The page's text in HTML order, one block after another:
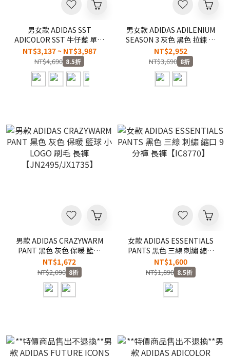
男女款 ADIDAS SST
ADICOLOR SST 牛仔藍 單寧
灰 三葉草 抽繩 縮口 寬鬆 拉
鍊 休閒 運動 牛仔 外套 長褲
套裝
【JX6461/JX6459/JW5915/JW5920】
NT$3,137 ~ NT$3,987
NT$4,690 8.5折
男女款 ADIDAS ADILENIUM
SEASON 3 灰色 黑色 拉鍊 運
動 風衣 長褲
【JX9206/JY8880】
NT$2,952
NT$3,690 8折
男款 ADIDAS CRAZYWARM
PANT 黑色 灰色 保暖 籃球
小LOGO 刷毛 長褲
【JN2495/JX1735】
NT$1,672
NT$2,090 8折
女款 ADIDAS ESSENTIALS
PANTS 黑色 三線 刺繡 縮口
9分褲 長褲【IC8770】
NT$1,600
NT$1,890 8.5折